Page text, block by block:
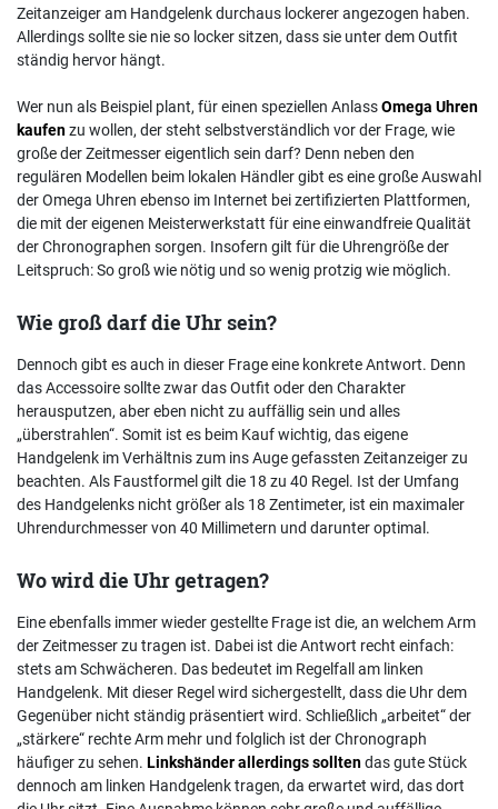
Zeitanzeiger am Handgelenk durchaus lockerer angezogen haben.
Allerdings sollte sie nie so locker sitzen, dass sie unter dem Outfit
ständig hervor hängt.
Wer nun als Beispiel plant, für einen speziellen AnlassOmega Uhren
kaufenzu wollen, der steht selbstverständlich vor der Frage, wie
große der Zeitmesser eigentlich sein darf? Denn neben den
regulären Modellen beim lokalen Händler gibt es eine große Auswahl
der Omega Uhren ebenso im Internet bei zertifizierten Plattformen,
die mit der eigenen Meisterwerkstatt für eine einwandfreie Qualität
der Chronographen sorgen. Insofern gilt für die Uhrengröße der
Leitspruch: So groß wie nötig und so wenig protzig wie möglich.
Wie groß darf die Uhr sein?
Dennoch gibt es auch in dieser Frage eine konkrete Antwort. Denn
das Accessoire sollte zwar das Outfit oder den Charakter
herausputzen, aber eben nicht zu auffällig sein und alles
„überstrahlen“. Somit ist es beim Kauf wichtig, das eigene
Handgelenk im Verhältnis zum ins Auge gefassten Zeitanzeiger zu
beachten. Als Faustformel gilt die 18 zu 40 Regel. Ist der Umfang
des Handgelenks nicht größer als 18 Zentimeter, ist ein maximaler
Uhrendurchmesser von 40 Millimetern und darunter optimal.
Wo wird die Uhr getragen?
Eine ebenfalls immer wieder gestellte Frage ist die, an welchem Arm
der Zeitmesser zu tragen ist. Dabei ist die Antwort recht einfach:
stets am Schwächeren. Das bedeutet im Regelfall am linken
Handgelenk. Mit dieser Regel wird sichergestellt, dass die Uhr dem
Gegenüber nicht ständig präsentiert wird. Schließlich „arbeitet“ der
„stärkere“ rechte Arm mehr und folglich ist der Chronograph
häufiger zu sehen. Linkshänder allerdings solltendas gute Stück
dennoch am linken Handgelenk tragen, da erwartet wird, das dort